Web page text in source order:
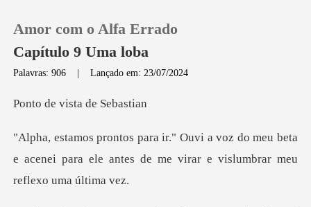
Loja
Histórico
Amor com o Alfa Errado
Capítulo 9 Uma loba
Palavras: 906 |Lançado em: 23/07/2024
vista de
do meu beta
e acenei para ele antes de me v